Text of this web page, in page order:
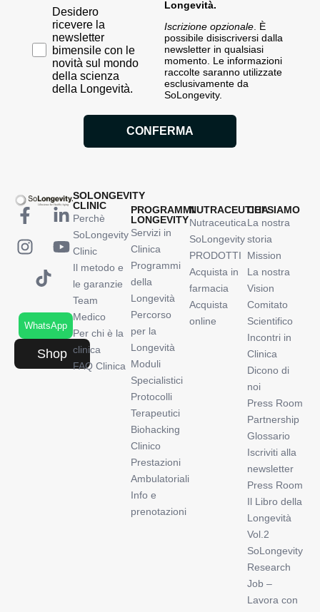
Desidero ricevere la newsletter bimensile con le
Desidero
ricevere la
newsletter
bimensile con le
novità sul mondo
della scienza
della Longevità.
Longevità.
Iscrizione opzionale. È
possibile disiscriversi dalla
newsletter in qualsiasi
momento. Le informazioni
raccolte saranno utilizzate
esclusivamente da
SoLongevity.
CONFERMA
WhatsApp
Shop
SOLONGEVITY
CLINIC
Perchè
SoLongevity
Clinic
Il metodo e
le garanzie
Team
Medico
Per chi è la
clinica
FAQ Clinica
PROGRAMMI
LONGEVITY
Servizi in
Clinica
Programmi
della
Longevità
Percorso
per la
Longevità
Moduli
Specialistici
Protocolli
Terapeutici
Biohacking
Clinico
Prestazioni
Ambulatoriali
Info e
prenotazioni
NUTRACEUTICA
Nutraceutica
SoLongevity
PRODOTTI
Acquista in
farmacia
Acquista
online
CHI SIAMO
La nostra
storia
Mission
La nostra
Vision
Comitato
Scientifico
Incontri in
Clinica
Dicono di
noi
Press Room
Partnership
Glossario
Iscriviti alla
newsletter
Press Room
Il Libro della
Longevità
Vol.2
SoLongevity
Research
Job –
Lavora con